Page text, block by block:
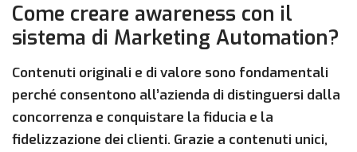
Come creare awareness con il
sistema di Marketing Automation?
Contenuti originali e di valore sono fondamentali
perché consentono all’azienda di distinguersi dalla
concorrenza e conquistare la fiducia e la
fidelizzazione dei clienti. Grazie a contenuti unici,